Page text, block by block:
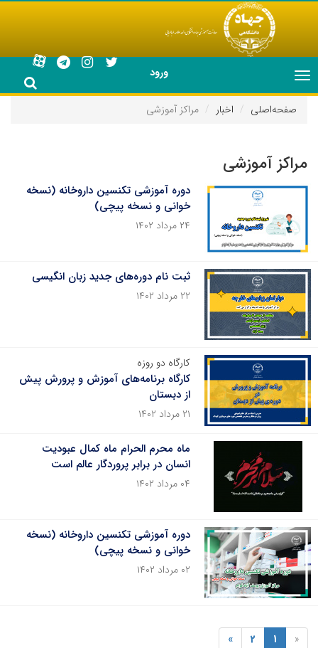
ورود
Toggle
navigation
صفحه‌اصلی
اخبار مراکز آموزشی
مراکز آموزشی
دوره آموزشی تکنسین داروخانه (نسخه
خوانی و نسخه پیچی)
۲۴ مرداد ۱۴۰۲
ثبت نام دوره‌های جدید زبان انگیسی
۲۲ مرداد ۱۴۰۲
کارگاه دو روزه
کارگاه برنامه‌های آموزش و پرورش پیش
از دبستان
۲۱ مرداد ۱۴۰۲
ماه محرم الحرام ماه کمال عبودیت
انسان در برابر پروردگار عالم است
۰۴ مرداد ۱۴۰۲
دوره آموزشی تکنسین داروخانه (نسخه
خوانی و نسخه پیچی)
۰۲ مرداد ۱۴۰۲
«
1
2
»